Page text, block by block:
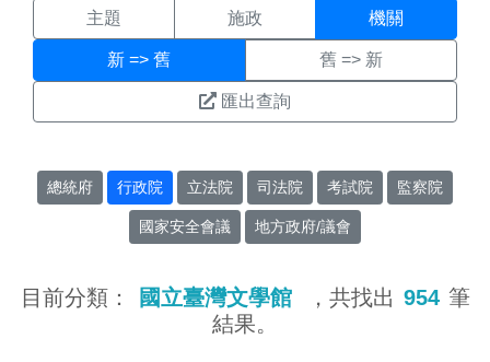
主題 施政 機關
新 => 舊 舊 => 新
匯出查詢
總統府 行政院 立法院 司法院 考試院 監察院
國家安全會議 地方政府/議會
目前分類： 國立臺灣文學館 ，共找出 954 筆
結果。